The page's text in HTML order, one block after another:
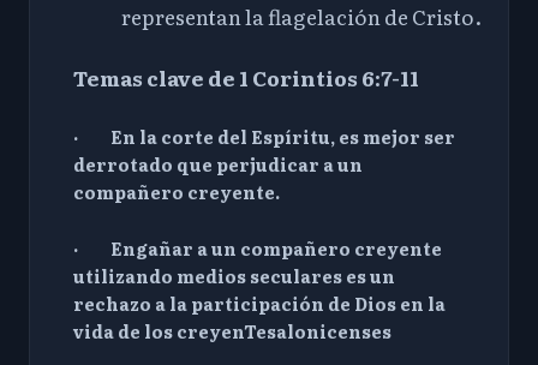
representan la flagelación de Cristo.
Temas clave de 1 Corintios 6:7-11
· En la corte del Espíritu, es mejor ser
derrotado que perjudicar a un
compañero creyente.
· Engañar a un compañero creyente
utilizando medios seculares es un
rechazo a la participación de Dios en la
vida de los creyenTesalonicenses